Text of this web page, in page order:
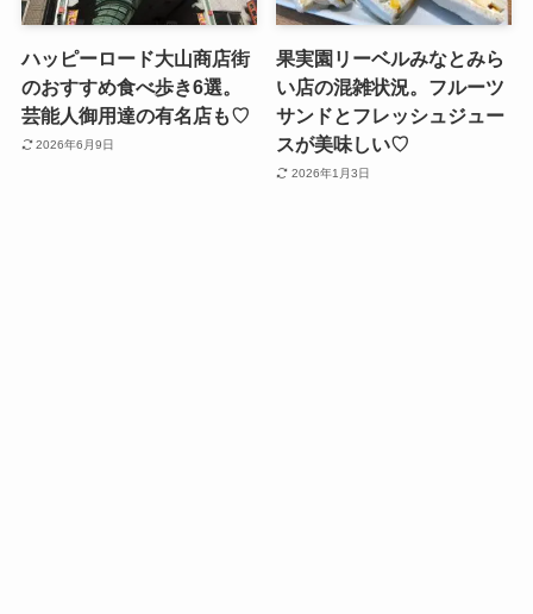
ハッピーロード大山商店街
のおすすめ食べ歩き6選。
芸能人御用達の有名店も♡
2026年6月9日
果実園リーベルみなとみら
い店の混雑状況。フルーツ
サンドとフレッシュジュー
スが美味しい♡
2026年1月3日